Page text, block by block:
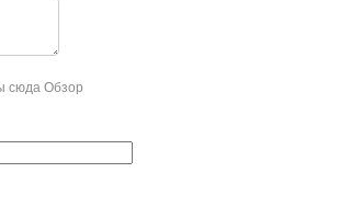
сюда Обзор